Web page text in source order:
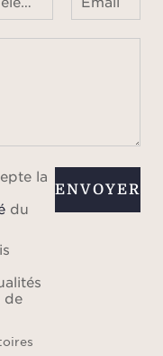
la
du
de
ENVOYER